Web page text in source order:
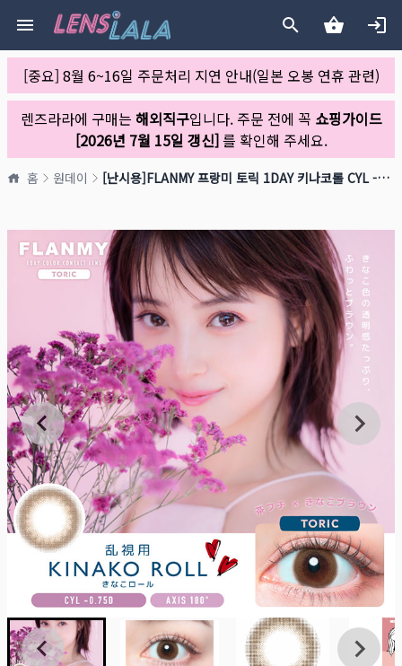
[중요] 8월 6~16일 주문처리 지연 안내(일본 오봉 연휴 관련)
렌즈라라에 구매는 해외직구입니다. 주문 전에 꼭 쇼핑가이드
[2026년 7월 15일 갱신]를 확인해 주세요.
홈 원데이 [난시용]FLANMY 프랑미 토릭 1DAY 키나코롤 CYL -0.75(1박스 10개들이)